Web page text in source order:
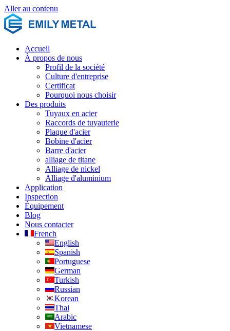
Aller au contenu
Accueil
À propos de nous
Profil de la société
Culture d'entreprise
Certificat
Pourquoi nous choisir
Des produits
Tuyaux en acier
Raccords de tuyauterie
Plaque d'acier
Bobine d'acier
Barre d'acier
alliage de titane
Alliage de nickel
Alliage d'aluminium
Application
Inspection
Équipement
Blog
Nous contacter
French
English
Spanish
Portuguese
German
Turkish
Russian
Korean
Thai
Arabic
Vietnamese